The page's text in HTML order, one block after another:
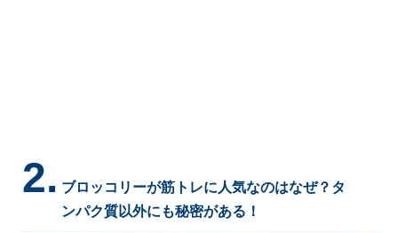
2. ブロッコリーが筋トレに人気なのはなぜ？タ
ンパク質以外にも秘密がある！